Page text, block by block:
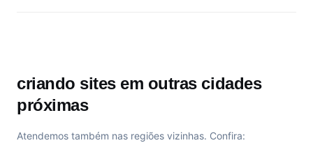
criando sites em outras cidades
próximas
Atendemos também nas regiões vizinhas. Confira: